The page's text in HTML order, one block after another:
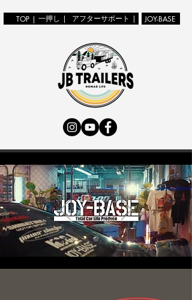
一押し |
TOP | アフターサポート | JOY-BASE